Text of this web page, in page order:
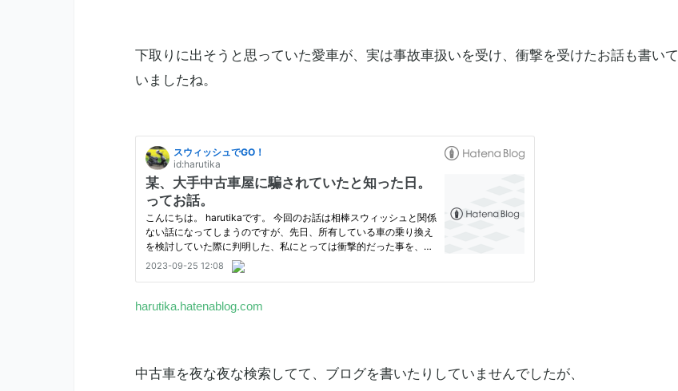
下取りに出そうと思っていた愛車が、実は事故車扱いを受け、衝撃を受けたお話も書いて
いましたね。
harutika.hatenablog.com
中古車を夜な夜な検索してて、ブログを書いたりしていませんでしたが、